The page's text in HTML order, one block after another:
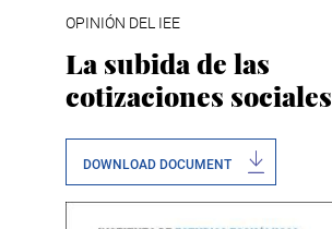
OPINIÓN DEL IEE
La subida de las
cotizaciones sociales
DOWNLOAD DOCUMENT